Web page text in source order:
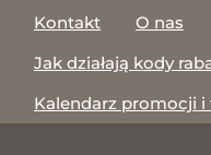
Kontakt
O nas
Jak działają kody
Kalendarz promocji i